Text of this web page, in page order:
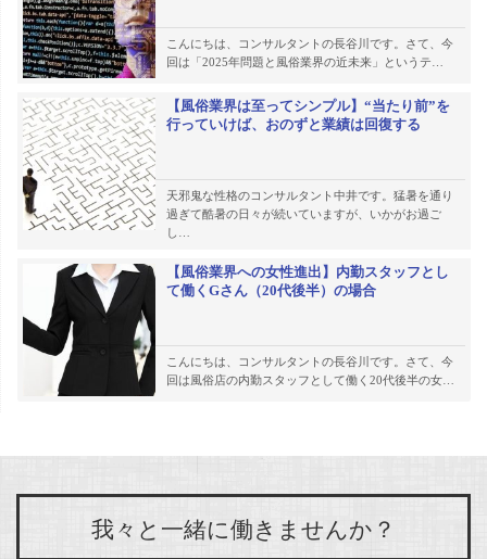
こんにちは、コンサルタントの長谷川です。さて、今
回は「2025年問題と風俗業界の近未来」というテ…
【風俗業界は至ってシンプル】“当たり前”を
行っていけば、おのずと業績は回復する
天邪鬼な性格のコンサルタント中井です。猛暑を通り
過ぎて酷暑の日々が続いていますが、いかがお過ご
し…
【風俗業界への女性進出】内勤スタッフとし
て働くGさん（20代後半）の場合
こんにちは、コンサルタントの長谷川です。さて、今
回は風俗店の内勤スタッフとして働く20代後半の女…
我々と一緒に働きませんか？